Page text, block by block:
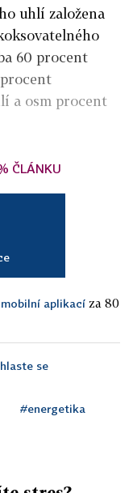
uhlí založena
60 procent
a osm procent
ČLÁNKU
aplikací za 80
se
#energetika